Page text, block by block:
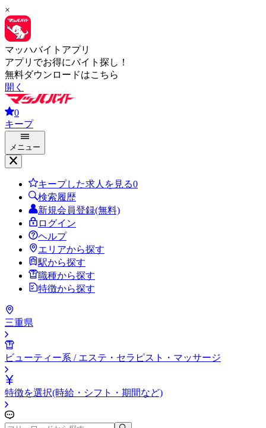
×
マッハバイトアプリ
アプリでお得にバイト探し！
無料ダウンロードはこちら
開く
0
キープ
メニュー
キープした求人を見る0
検索履歴
新規会員登録(無料)
ログイン
ヘルプ
エリアから探す
駅から探す
職種から探す
特徴から探す
三重県
ビューティー系 / エステ・セラピスト・マッサージ
特徴を選択(時給・シフト・期間など)